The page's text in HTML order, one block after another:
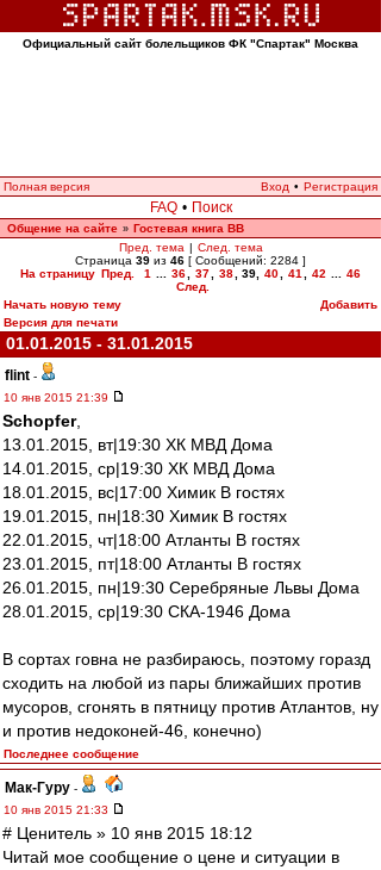
Официальный сайт болельщиков ФК "Спартак" Москва
Полная версия Вход • Регистрация
FAQ • Поиск
Общение на сайте » Гостевая книга ВВ
Пред. тема | След. тема
Страница 39 из 46 [ Сообщений: 2284 ]
На страницу Пред. 1 36 37 38 39 40 41 42
46
След.
Начать новую тему
Добавить
Версия для печати
01.01.2015 - 31.01.2015
flint -
10 янв 2015 21:39
Schopfer,
13.01.2015, вт|19:30 ХК МВД Дома
14.01.2015, ср|19:30 ХК МВД Дома
18.01.2015, вс|17:00 Химик В гостях
19.01.2015, пн|18:30 Химик В гостях
22.01.2015, чт|18:00 Атланты В гостях
23.01.2015, пт|18:00 Атланты В гостях
26.01.2015, пн|19:30 Серебряные Львы Дома
28.01.2015, ср|19:30 СКА-1946 Дома
В сортах говна не разбираюсь, поэтому горазд
сходить на любой из пары ближайших против
мусоров, сгонять в пятницу против Атлантов, ну
и против недоконей-46, конечно)
Последнее сообщение
Мак-Гуру -
10 янв 2015 21:33
# Ценитель » 10 янв 2015 18:12
Читай мое сообщение о цене и ситуации в